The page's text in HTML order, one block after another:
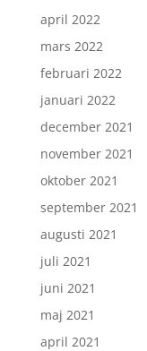
april 2022
mars 2022
februari 2022
januari 2022
december 2021
november 2021
oktober 2021
september 2021
augusti 2021
juli 2021
juni 2021
maj 2021
april 2021